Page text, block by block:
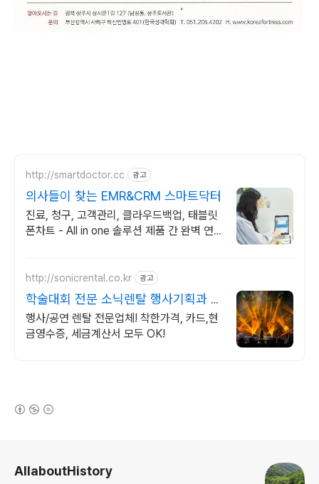
http://smartdoctor.cc 광고
의사들이 찾는 EMR&CRM 스마트닥터
진료, 청구, 고객관리, 클라우드백업, 태블릿
폰차트 - All in one 솔루션 제품 간 완벽 연
http://sonicrental.co.kr 광고
학술대회 전문 소닉렌탈 행사기획과 행
사장비 선두주자
행사/공연 렌탈 전문업체! 착한가격, 카드,현
금영수증, 세금계산서 모두 OK!
AllaboutHistory